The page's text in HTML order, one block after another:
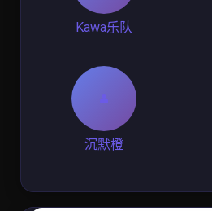
Kawa乐队
沉默橙